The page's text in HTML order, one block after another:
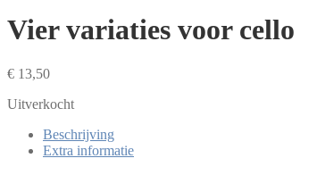
Vier variaties voor cello
€ 13,50
Uitverkocht
Beschrijving
Extra informatie